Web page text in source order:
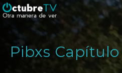
Pibxs